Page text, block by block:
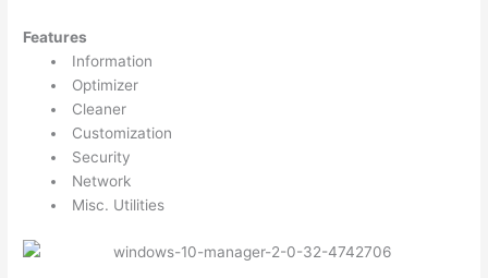
Features
Information
Optimizer
Cleaner
Customization
Security
Network
Misc. Utilities